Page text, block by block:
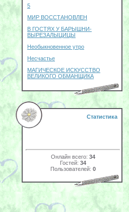
5
МИР ВОССТАНОВЛЕН
В ГОСТЯХ У БАРЫШНИ-
ВЫРЕЗАЛЫЦИЦЫ
Необыкновенное утро
Несчастье
МАГИЧЕСКОЕ ИСКУССТВО
ВЕЛИКОГО ОБМАНЩИКА
Статистика
Онлайн всего: 34
Гостей: 34
Пользователей: 0